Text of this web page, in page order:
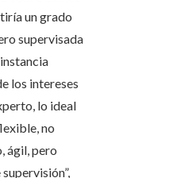
un grado
supervisada
los intereses
lo ideal
no
ágil, pero